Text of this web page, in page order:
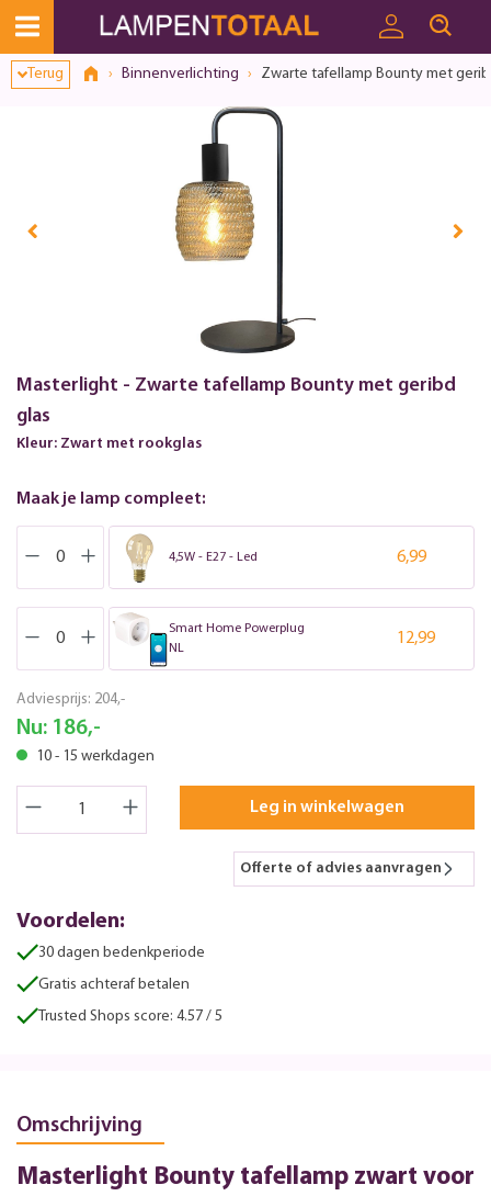
Terug Binnenverlichting Zwarte tafellamp Bounty met
Masterlight - Zwarte tafellamp Bounty met geribd
glas
Kleur: Zwart met rookglas
Maak je lamp compleet:
4,5W - E27 - Led 6,99
Smart Home Powerplug
NL
12,99
Adviesprijs: 204,-
Nu: 186,-
10 - 15 werkdagen
Leg in winkelwagen
Offerte of advies aanvragen
Voordelen:
30 dagen bedenkperiode
Gratis achteraf betalen
Trusted Shops score: 4.57 / 5
Omschrijving
Masterlight Bounty tafellamp zwart voor